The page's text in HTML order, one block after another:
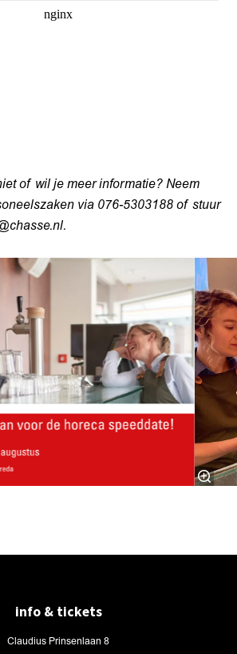
of wil je meer informatie? Neem
via 076-5303188 of stuur
info & tickets
Claudius Prinsenlaan 8